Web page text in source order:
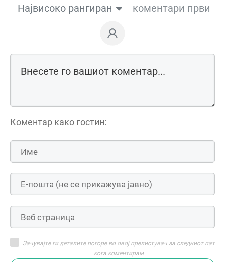
Највисоко рангиран
коментари први
Коментар како гостин:
Зачувајте ги деталите погоре во овој прелистувач за следниот пат
кога коментирам